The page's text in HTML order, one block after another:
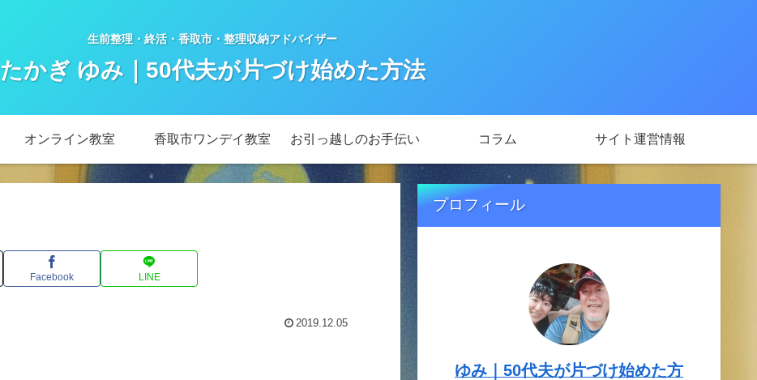
生前整理・終活・香取市・整理収納アドバイザー
たかぎ ゆみ｜50代夫が片づけ始めた方法
オンライン教室 香取市ワンデイ教室 お引っ越しのお手伝い コラム サイト運営情報
Facebook LINE
2019.12.05
プロフィール
ゆみ｜50代夫が片づけ始めた方